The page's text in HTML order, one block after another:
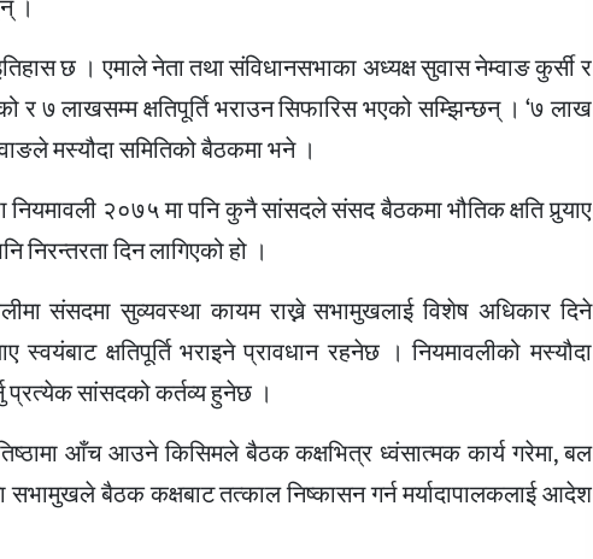
।
छ । एमाले नेता तथा संविधानसभाका अध्यक्ष सुवास नेम्वाङ कुर्सी र
र ७ लाखसम्म क्षतिपूर्ति भराउन सिफारिस भएको सम्झिन्छन् । ‘७ लाख
मस्यौदा समितिको बैठकमा भने ।
२०७५ मा पनि कुनै सांसदले संसद बैठकमा भौतिक क्षति पुर्‍याए
दिन लागिएको हो ।
संसदमा सुव्यवस्था कायम राख्ने सभामुखलाई विशेष अधिकार दिने
क्षतिपूर्ति भराइने प्रावधान रहनेछ । नियमावलीको मस्यौदा
प्रत्येक सांसदको कर्तव्य हुनेछ ।
आँच आउने किसिमले बैठक कक्षभित्र ध्वंसात्मक कार्य गरेमा, बल
सभामुखले बैठक कक्षबाट तत्काल निष्कासन गर्न मर्यादापालकलाई आदेश